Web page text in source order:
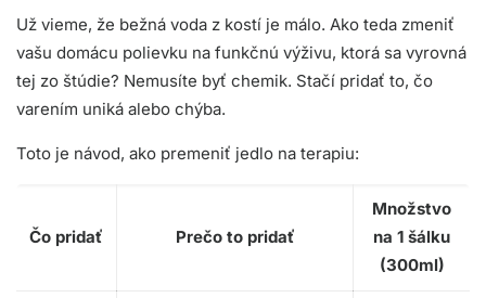
Už vieme, že bežná voda z kostí je málo. Ako teda zmeniť
vašu domácu polievku na funkčnú výživu, ktorá sa vyrovná
tej zo štúdie? Nemusíte byť chemik. Stačí pridať to, čo
varením uniká alebo chýba.
Toto je návod, ako premeniť jedlo na terapiu:
Čo pridať Prečo to pridať
Množstvo
na 1 šálku
(300ml)